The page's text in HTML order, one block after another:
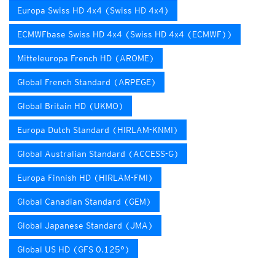
Europa Swiss HD 4x4 (Swiss HD 4x4)
ECMWFbase Swiss HD 4x4 (Swiss HD 4x4 (ECMWF))
Mitteleuropa French HD (AROME)
Global French Standard (ARPEGE)
Global Britain HD (UKMO)
Europa Dutch Standard (HIRLAM-KNMI)
Global Australian Standard (ACCESS-G)
Europa Finnish HD (HIRLAM-FMI)
Global Canadian Standard (GEM)
Global Japanese Standard (JMA)
Global US HD (GFS 0.125°)